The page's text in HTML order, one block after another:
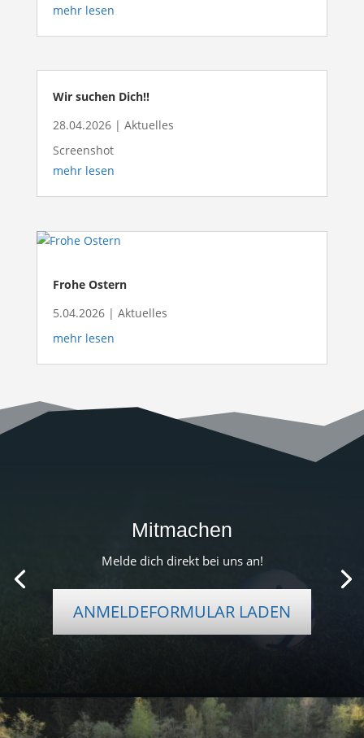
mehr lesen
Wir suchen Dich!!
28.04.2026| Aktuelles
Screenshot
mehr lesen
Frohe Ostern
5.04.2026| Aktuelles
mehr lesen
Mitmachen
Melde dich direkt bei uns an!
ANMELDEFORMULAR LADEN